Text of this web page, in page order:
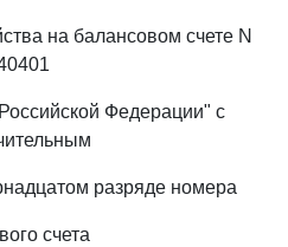
на балансовом счете N
Федерации" с
разряде номера
счета